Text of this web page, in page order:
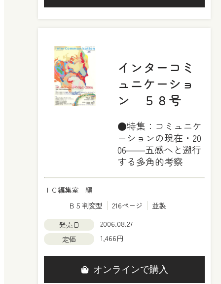
インターコミ
ュニケーショ
ン ５８号
●特集：コミュニケ
ーションの現在・20
06――五感へと遡行
する多角的考察
ＩＣ編集室 編
Ｂ５判変型
216ページ
並製
発売日
2006.08.27
定価
1,466円
オンラインで購入